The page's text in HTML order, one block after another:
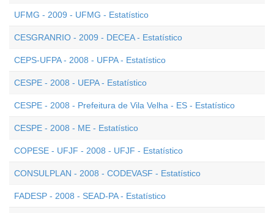
UFMG - 2009 - UFMG - Estatístico
CESGRANRIO - 2009 - DECEA - Estatístico
CEPS-UFPA - 2008 - UFPA - Estatístico
CESPE - 2008 - UEPA - Estatístico
CESPE - 2008 - Prefeitura de Vila Velha - ES - Estatístico
CESPE - 2008 - ME - Estatístico
COPESE - UFJF - 2008 - UFJF - Estatístico
CONSULPLAN - 2008 - CODEVASF - Estatístico
FADESP - 2008 - SEAD-PA - Estatístico